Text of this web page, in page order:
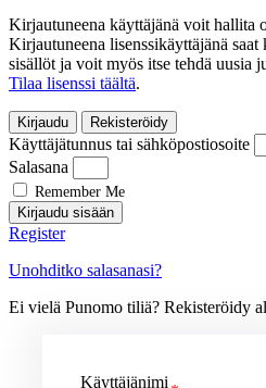
Kirjautuneena käyttäjänä voit hallita
Kirjautuneena lisenssikäyttäjänä
sisällöt ja voit myös itse tehdä uusia
Tilaa lisenssi täältä.
Kirjaudu Rekisteröidy
Käyttäjätunnus tai sähköpostiosoite
Salasana
Remember Me
Kirjaudu sisään
Register
Unohditko salasanasi?
Ei vielä Punomo tiliä? Rekisteröidy
Käyttäjänimi